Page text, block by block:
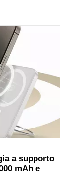
a supporto
mAh e